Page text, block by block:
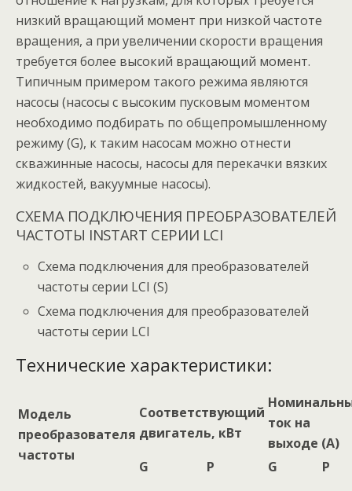
низкий вращающий момент при низкой частоте
вращения, а при увеличении скорости вращения
требуется более высокий вращающий момент.
Типичным примером такого режима являются
насосы (насосы с высоким пусковым моментом
необходимо подбирать по общепромышленному
режиму (G), к таким насосам можно отнести
скважинные насосы, насосы для перекачки вязких
жидкостей, вакуумные насосы).
СХЕМА ПОДКЛЮЧЕНИЯ ПРЕОБРАЗОВАТЕЛЕЙ
ЧАСТОТЫ INSTART СЕРИИ LCI
Схема подключения для преобразователей
частоты серии LCI (S)
Схема подключения для преобразователей
частоты серии LCI
Технические характеристики:
Модель
преобразователя
частоты
Соответствующий
двигатель, кВт
ток на
выходе (А)
G
P G P